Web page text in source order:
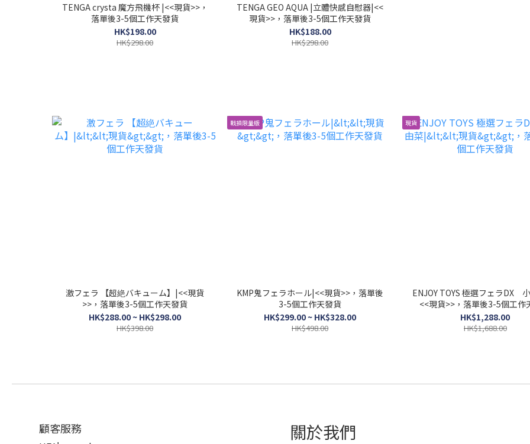
TENGA crysta 魔方飛機杯 |<<現貨>>，
落單後3-5個工作天發貨
HK$198.00
HK$298.00
TENGA GEO AQUA |立體快感自慰器|<<
現貨>>，落單後3-5個工作天發貨
HK$188.00
HK$298.00
激フェラ 【超絶バキューム】|<<現貨
>>，落單後3-5個工作天發貨
HK$288.00 ~ HK$298.00
HK$398.00
戰損限量版
KMP鬼フェラホール|<<現貨>>，落單後
3-5個工作天發貨
HK$299.00 ~ HK$328.00
HK$498.00
現貨
ENJOY TOYS 極選フェラDX
<<現貨>>，落單後3-5個工作
HK$1,288.00
HK$1,688.00
顧客服務 關於我們